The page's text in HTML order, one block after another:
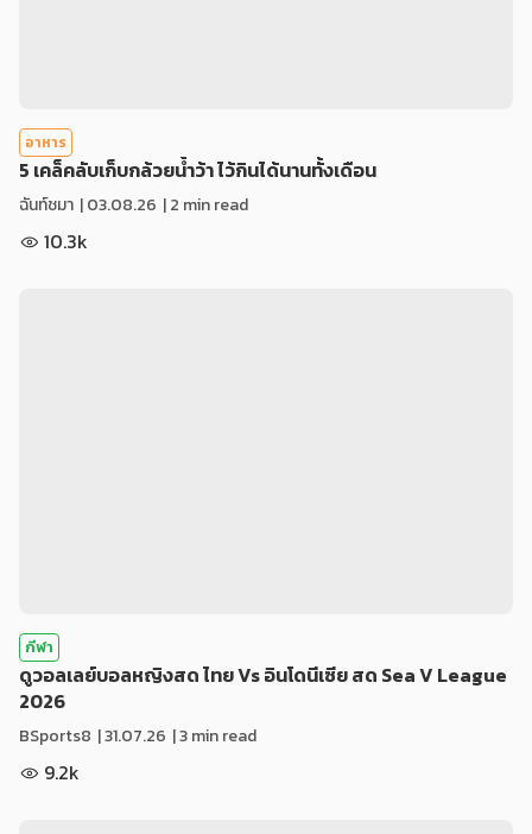
อาหาร
5 เคล็คลับเก็บกล้วยน้ำว้า ไว้กินได้นานทั้งเดือน
ฉันท์ชมา |03.08.26 | 2 min read
10.3k
กีฬา
ดูวอลเลย์บอลหญิงสด ไทย Vs อินโดนีเซีย สด Sea V League
2026
BSports8 |31.07.26 | 3 min read
9.2k